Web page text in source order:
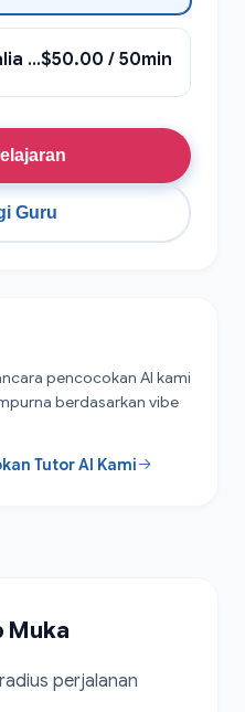
Pelajaran Bahasa Italia bersama Greta Giulia$50.00 / 50min
Guru
pencocokan AI kami
berdasarkan vibe
Tutor AI Kami
Muka
perjalanan